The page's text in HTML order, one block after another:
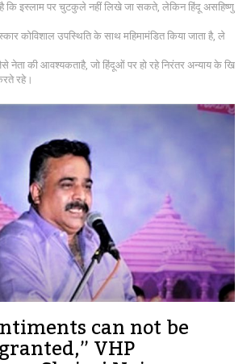
कि इस्लाम पर चुटकुले नहीं लिखे जा सकते, लेकिन हिंदू असहिष्णु
कोविशाल उपस्थिति के साथ महिमामंडित किया जाता है, ले
नेता की आवश्यकताहै, जो हिंदूओं पर हो रहे निरंतर अन्याय के खि
रहे।
can not be
VHP